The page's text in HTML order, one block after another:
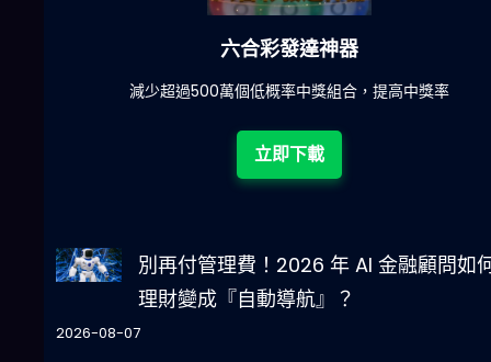
六合彩發達神器
減少超過500萬個低概率中獎組合，提高中獎率
立即下載
別再付管理費！2026 年 AI 金融顧問如
理財變成『自動導航』？
2026-08-07